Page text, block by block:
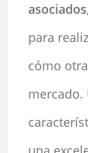
asociados
para
cómo
mercado.